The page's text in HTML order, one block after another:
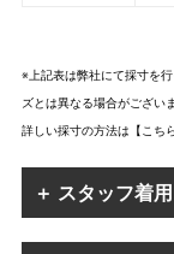
※上記表は弊社にて採寸を
ズとは異なる場合がございま
詳しい採寸の方法は 【こち
＋ スタッフ着